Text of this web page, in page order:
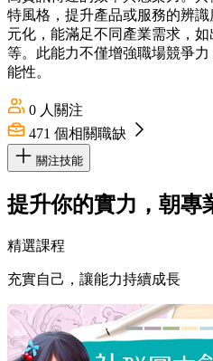
特風格，提升產品或服務的辨
元化，能滿足不同產業需求，
等。此能力不僅增強職場競爭
能性。
0 人關注
471 個相關職缺
關注技能
提升你的實力，朝專
精選課程
充實自己，讓能力持續成長